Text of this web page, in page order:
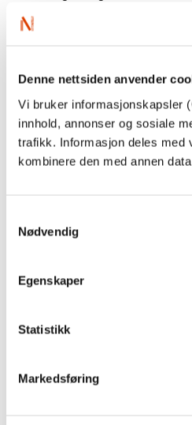
Denne nettsiden anvender
Vi bruker informasjonskapsler
innhold, annonser og sosiale
trafikk. Informasjon deles med
kombinere den med annen
Nødvendig
Egenskaper
Statistikk
Markedsføring
NORLAdekker utgifter til
talemikrofoner, tekniker).
Søker dekker øvrige utgifter
inngangsbilletter osv.).
Søknadsskjema
BCBF )
• Samlingspunkt for
• Tall fra 2024: 31 700